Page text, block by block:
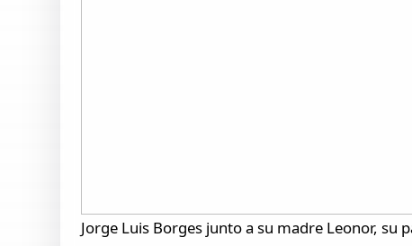
Jorge Luis Borges junto a su madre Leonor, su